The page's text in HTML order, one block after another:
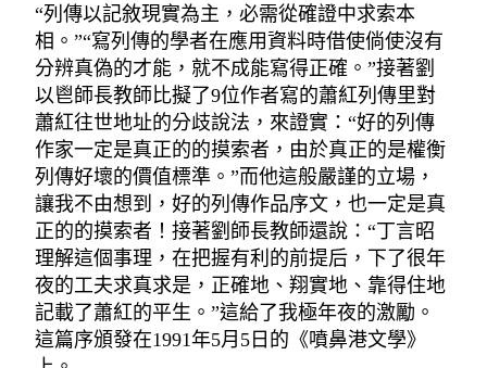
“列傳以記敘現實為主，必需從確證中求索本
相。”“寫列傳的學者在應用資料時借使倘使沒有
分辨真偽的才能，就不成能寫得正確。”接著劉
以鬯師長教師比擬了9位作者寫的蕭紅列傳里對
蕭紅往世地址的分歧說法，來證實：“好的列傳
作家一定是真正的的摸索者，由於真正的是權衡
列傳好壞的價值標準。”而他這般嚴謹的立場，
讓我不由想到，好的列傳作品序文，也一定是真
正的的摸索者！接著劉師長教師還說：“丁言昭
理解這個事理，在把握有利的前提后，下了很年
夜的工夫求真求是，正確地、翔實地、靠得住地
記載了蕭紅的平生。”這給了我極年夜的激勵。
這篇序頒發在1991年5月5日的《噴鼻港文學》